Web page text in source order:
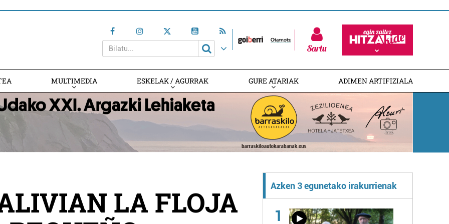
Sartu
MULTIMEDIA ESKELAK / AGURRAK GURE ATARIAK ADIMEN ARTIFIZIALA
LA FLOJA
Azken 3 egunetako irakurrienak
1